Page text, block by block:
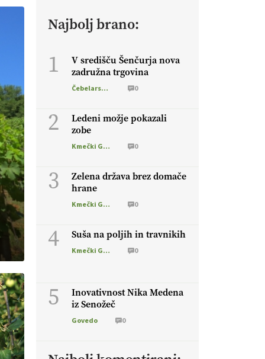
Najbolj brano:
1
V središču Šenčurja nova
zadružna trgovina
Čebelarstvo 0
2
Ledeni možje pokazali
zobe
Kmečki Glas 0
3
Zelena država brez domače
hrane
Kmečki Glas 0
4 Suša na poljih in travnikih
Kmečki Glas 0
5
Inovativnost Nika Medena
iz Senožeč
Govedo 0